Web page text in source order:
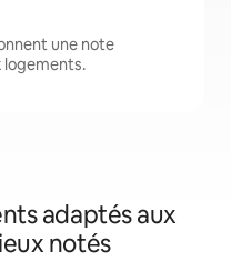
une note
logements.
adaptés aux
notés